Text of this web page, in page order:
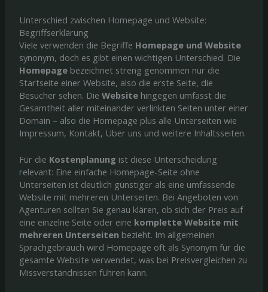
Unterschied zwischen Homepage und Website:
Begriffserklärung
Viele verwenden die Begriffe Homepage und Website
synonym, doch es gibt einen wichtigen Unterschied. Die
Homepagebezeichnet streng genommen nur die
Startseite einer Website, also die erste Seite, die
Besucher sehen. Die Websitehingegen umfasst die
Gesamtheit aller miteinander verlinkten Seiten unter einer
Domain – also die Homepage plus alle Unterseiten wie
Impressum, Kontakt, Über uns und weitere Inhaltsseiten.
Für die Kostenplanung ist diese Unterscheidung
relevant: Eine einfache Homepage-Seite ohne
Unterseiten ist deutlich günstiger als eine umfassende
Website mit mehreren Unterseiten. Bei Angeboten von
Agenturen sollten Sie genau klären, ob sich der Preis auf
eine einzelne Seite oder eine komplette Website mit
mehreren Unterseiten bezieht. Im allgemeinen
Sprachgebrauch wird Homepage oft als Synonym für die
gesamte Website verwendet, was bei Preisvergleichen zu
Missverständnissen führen kann.